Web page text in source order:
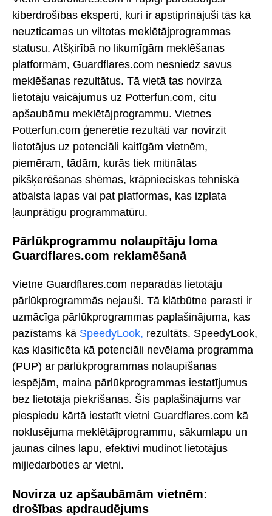
kiberdrošības eksperti, kuri ir apstiprinājuši tās kā
neuzticamas un viltotas meklētājprogrammas
statusu. Atšķirībā no likumīgām meklēšanas
platformām, Guardflares.com nesniedz savus
meklēšanas rezultātus. Tā vietā tas novirza
lietotāju vaicājumus uz Potterfun.com, citu
apšaubāmu meklētājprogrammu. Vietnes
Potterfun.com ģenerētie rezultāti var novirzīt
lietotājus uz potenciāli kaitīgām vietnēm,
piemēram, tādām, kurās tiek mitinātas
pikšķerēšanas shēmas, krāpnieciskas tehniskā
atbalsta lapas vai pat platformas, kas izplata
ļaunprātīgu programmatūru.
Pārlūkprogrammu nolaupītāju loma
Guardflares.com reklamēšanā
Vietne Guardflares.com neparādās lietotāju
pārlūkprogrammās nejauši. Tā klātbūtne parasti ir
uzmācīga pārlūkprogrammas paplašinājuma, kas
pazīstams kā SpeedyLook, rezultāts. SpeedyLook,
kas klasificēta kā potenciāli nevēlama programma
(PUP) ar pārlūkprogrammas nolaupīšanas
iespējām, maina pārlūkprogrammas iestatījumus
bez lietotāja piekrišanas. Šis paplašinājums var
piespiedu kārtā iestatīt vietni Guardflares.com kā
noklusējuma meklētājprogrammu, sākumlapu un
jaunas cilnes lapu, efektīvi mudinot lietotājus
mijiedarboties ar vietni.
Novirza uz apšaubāmām vietnēm:
drošības apdraudējums